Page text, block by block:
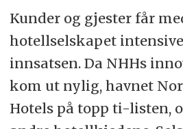
Kunder og gjester får
hotellselskapet
innsatsen. Da NHHs
kom ut nylig, havnet
Hotels på topp ti-listen,